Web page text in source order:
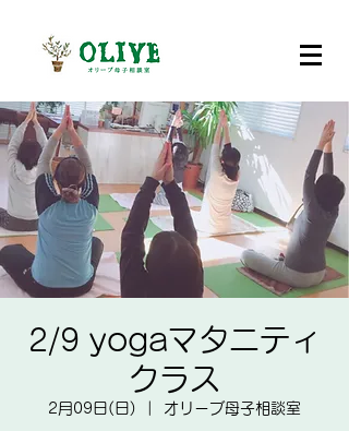
2/9 yogaマタニティ
クラス
2月09日(日) オリーブ母子相談室